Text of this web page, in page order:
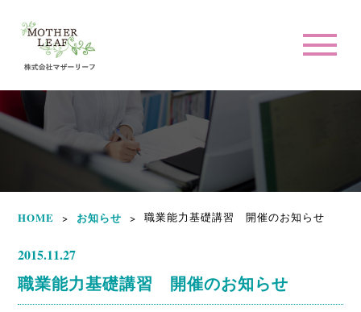
HOME > お知らせ > 職業能力基礎講習 開催のお知らせ
2015.11.27
職業能力基礎講習 開催のお知らせ